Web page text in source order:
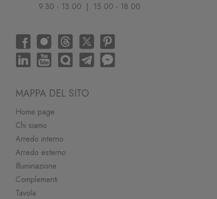
9.30 - 13.00 | 15.00 - 18.00
MAPPA DEL SITO
Home page
Chi siamo
Arredo interno
Arredo esterno
Illuminazione
Complementi
Tavola